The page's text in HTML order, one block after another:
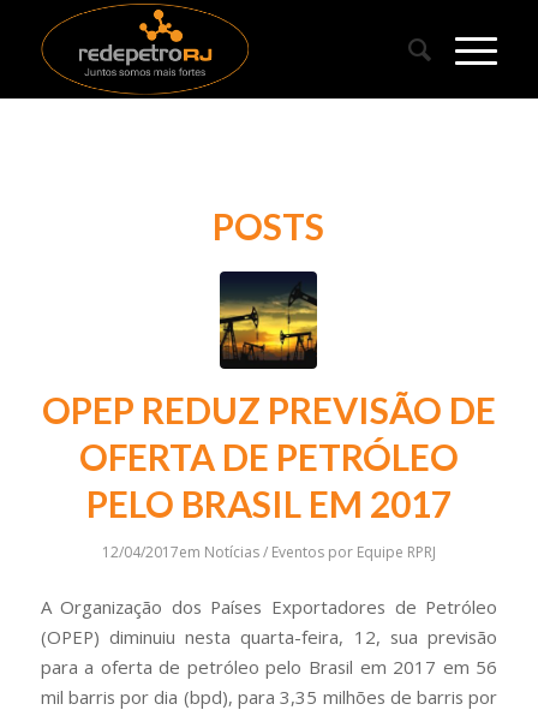
POSTS
OPEP REDUZ PREVISÃO DE
OFERTA DE PETRÓLEO
PELO BRASIL EM 2017
12/04/2017em Notícias / Eventos por Equipe RPRJ
A Organização dos Países Exportadores de Petróleo
(OPEP) diminuiu nesta quarta-feira, 12, sua previsão
para a oferta de petróleo pelo Brasil em 2017 em 56
mil barris por dia (bpd), para 3,35 milhões de barris por